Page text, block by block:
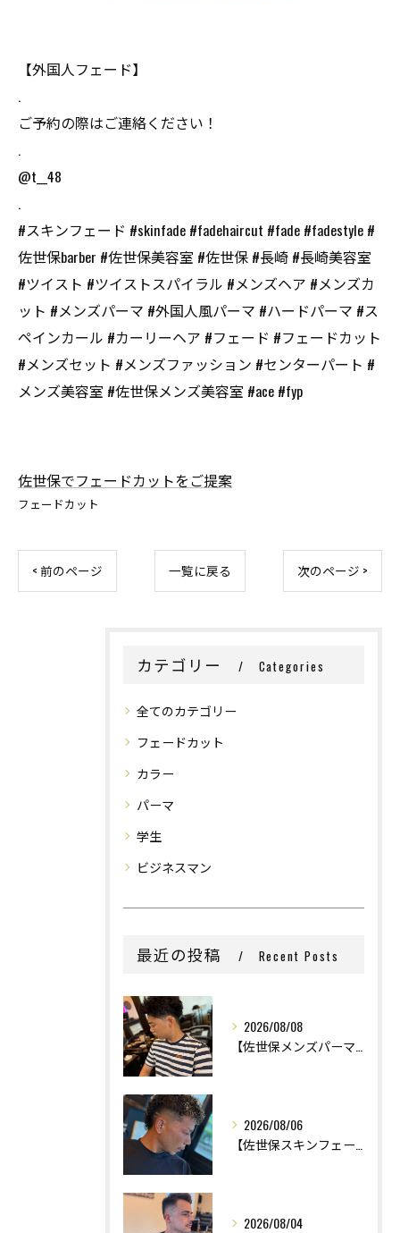
【外国人フェード】
.
ご予約の際はご連絡ください！
.
@t__48
.
#スキンフェード #skinfade #fadehaircut #fade #fadestyle #
佐世保barber #佐世保美容室 #佐世保 #長崎 #長崎美容室
#ツイスト #ツイストスパイラル #メンズヘア #メンズカ
ット #メンズパーマ #外国人風パーマ #ハードパーマ #ス
ペインカール #カーリーヘア #フェード #フェードカット
#メンズセット #メンズファッション #センターパート #
メンズ美容室 #佐世保メンズ美容室 #ace #fyp
佐世保でフェードカットをご提案
フェードカット
< 前のページ 一覧に戻る 次のページ >
カテゴリー Categories
全てのカテゴリー
フェードカット
カラー
パーマ
学生
ビジネスマン
最近の投稿 Recent Posts
2026/08/08
2026/08/06
2026/08/04